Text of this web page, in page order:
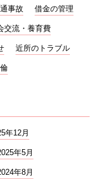
事故 借金の管理
交流・養育費
近所のトラブル
年12月
年5月
年8月